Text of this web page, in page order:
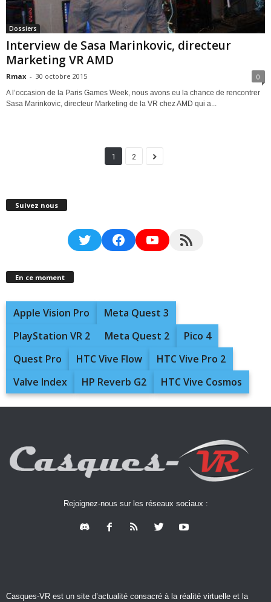
Dossiers
Interview de Sasa Marinkovic, directeur
Marketing VR AMD
Rmax - 30 octobre 2015 0
A l’occasion de la Paris Games Week, nous avons eu la chance de rencontrer
Sasa Marinkovic, directeur Marketing de la VR chez AMD qui a...
1 2
Suivez nous
TwitterFacebookYouTubeRSS Feed
En ce moment
Apple Vision Pro
Meta Quest 3
PlayStation VR 2
Meta Quest 2
Pico 4
Quest Pro
HTC Vive Flow
HTC Vive Pro 2
Valve Index
HP Reverb G2 HTC Vive Cosmos
Rejoignez-nous sur les réseaux sociaux :
Casques-VR est un site d’actualité consacré à la réalité virtuelle et la